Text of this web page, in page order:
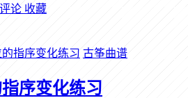
论 收藏
古筝曲谱
序变化练习